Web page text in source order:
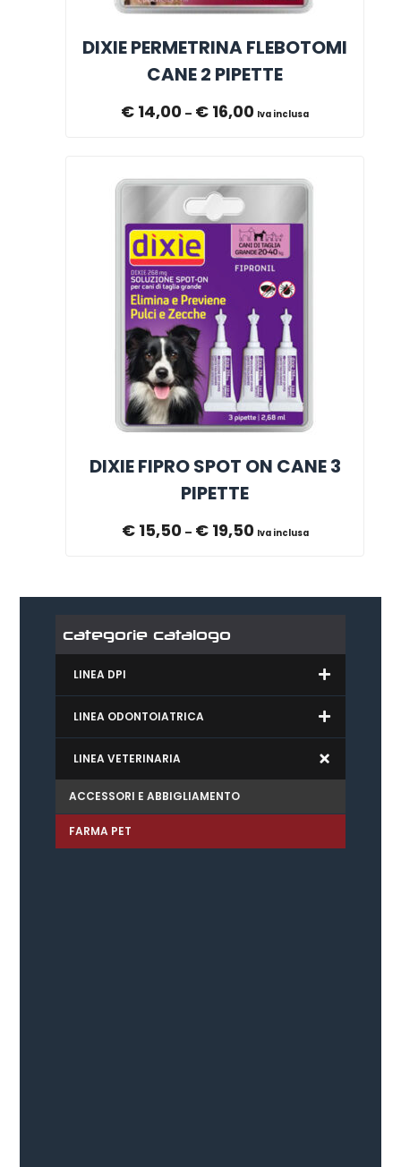
DIXIE PERMETRINA FLEBOTOMI
CANE 2 PIPETTE
€ 14,00 – € 16,00 Iva inclusa
DIXIE FIPRO SPOT ON CANE 3
PIPETTE
€15,50 – €19,50 Iva inclusa
categorie catalogo
LINEA DPI
LINEA ODONTOIATRICA
LINEA VETERINARIA
ACCESSORI E ABBIGLIAMENTO
FARMA PET